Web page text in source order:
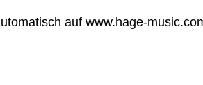
auf www.hage-